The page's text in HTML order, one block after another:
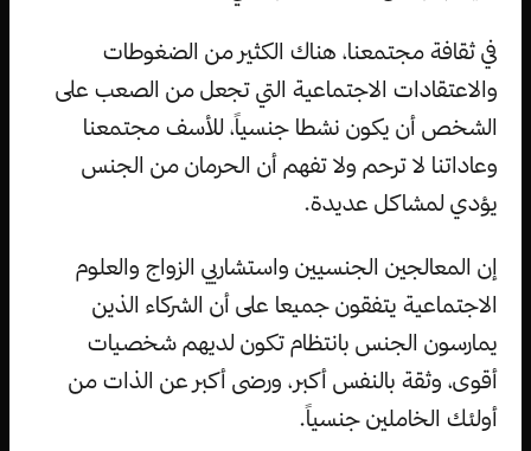
في ثقافة مجتمعنا، هناك الكثير من الضغوطات
والاعتقادات الاجتماعية التي تجعل من الصعب على
الشخص أن يكون نشطا جنسياً، للأسف مجتمعنا
وعاداتنا لا ترحم ولا تفهم أن الحرمان من الجنس
يؤدي لمشاكل عديدة.
إن المعالجين الجنسيين واستشاريي الزواج والعلوم
الاجتماعية يتفقون جميعا على أن الشركاء الذين
يمارسون الجنس بانتظام تكون لديهم شخصيات
أقوى، وثقة بالنفس أكبر، ورضى أكبر عن الذات من
أولئك الخاملين جنسياً.